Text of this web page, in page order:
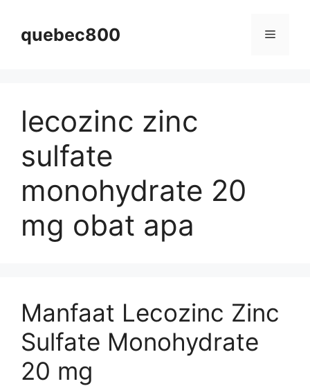
contentquebec800 Menu
lecozinc zinc
sulfate
monohydrate 20
mg obat apa
Manfaat Lecozinc Zinc
Sulfate Monohydrate
20 mg